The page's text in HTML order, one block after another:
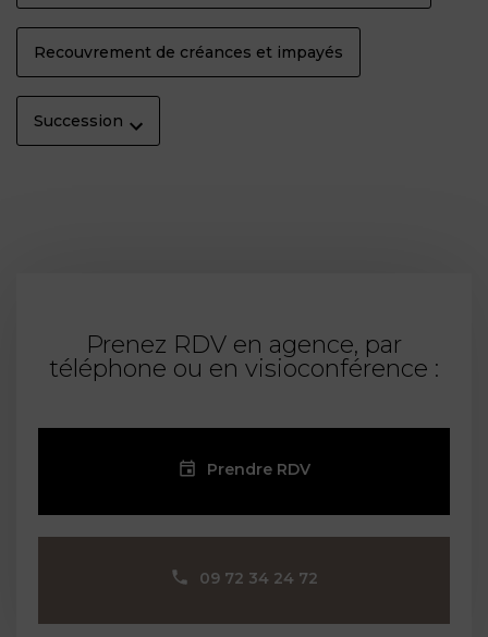
Recouvrement de créances et impayés
Succession
Prenez RDV en agence, par
téléphone ou en visioconférence :
Prendre RDV
09 72 34 24 72